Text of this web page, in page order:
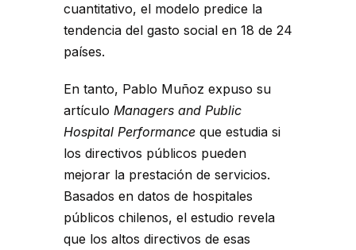
cuantitativo, el modelo predice la
tendencia del gasto social en 18 de 24
países.
En tanto, Pablo Muñoz expuso su
artículo Managers and Public
Hospital Performance que estudia si
los directivos públicos pueden
mejorar la prestación de servicios.
Basados en datos de hospitales
públicos chilenos, el estudio revela
que los altos directivos de esas